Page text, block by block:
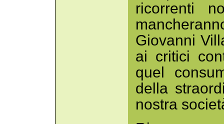
ricorrenti
Giovanni
ai critici
quel
della
nostra